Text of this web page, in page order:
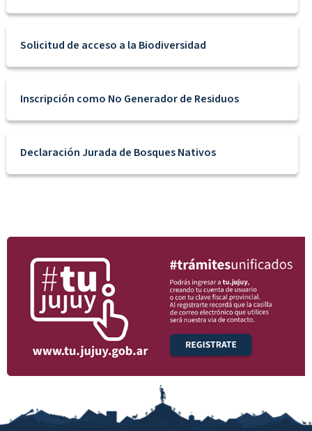
Solicitud de acceso a la Biodiversidad
Inscripción como No Generador de Residuos
Declaración Jurada de Bosques Nativos